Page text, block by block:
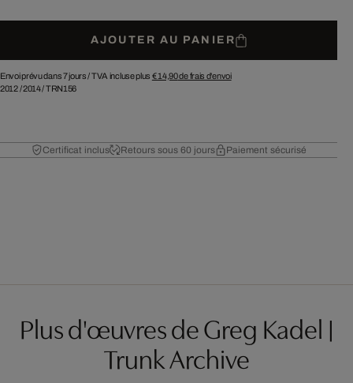
AJOUTER AU PANIER
Envoi prévu dans 7 jours /TVA incluse plus € 14,90de frais d'envoi
2012/2014/TRN156
Certificat inclus Retours sous 60 jours Paiement sécurisé
Plus d'œuvres de Greg Kadel |
Trunk Archive